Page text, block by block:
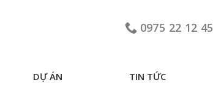
0975 22 12 45
DỰ ÁN TIN TỨC